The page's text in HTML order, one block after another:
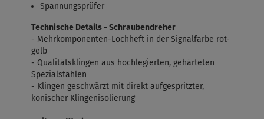
Spannungsprüfer
Technische Details - Schraubendreher
- Mehrkomponenten-Lochheft in der Signalfarbe rot-
gelb
- Qualitätsklingen aus hochlegierten, gehärteten
Spezialstählen
- Klingen geschwärzt mit direkt aufgespritzter,
konischer Klingenisolierung